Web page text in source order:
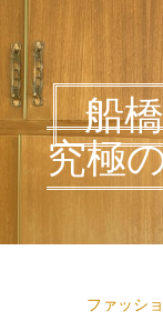
船
究極
ファッシ